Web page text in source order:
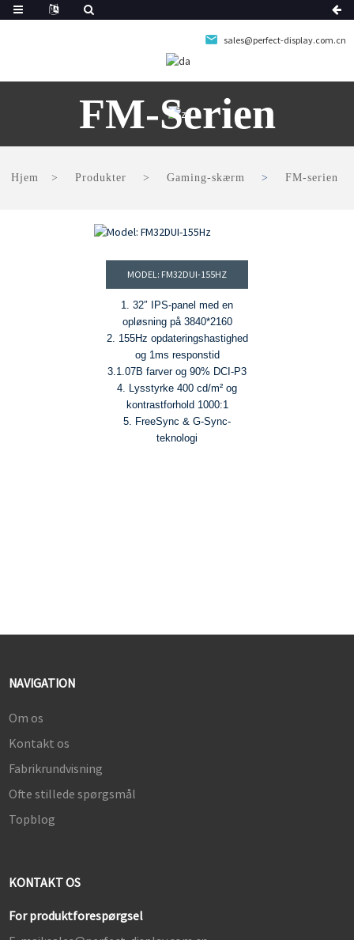
sales@perfect-display.com.cn
FM-Serien
Hjem Produkter Gaming-skærm FM-serien
MODEL: FM32DUI-155HZ
1. 32″ IPS-panel med en
opløsning på 3840*2160
2. 155Hz opdateringshastighed
og 1ms responstid
3.1.07B farver og 90% DCI-P3
4. Lysstyrke 400 cd/m² og
kontrastforhold 1000:1
5. FreeSync & G-Sync-
teknologi
NAVIGATION
Om os
Kontakt os
Fabrikrundvisning
Ofte stillede spørgsmål
Topblog
KONTAKT OS
For produktforespørgsel